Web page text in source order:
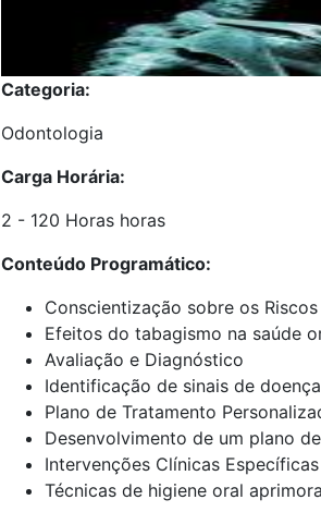
Categoria:
Odontologia
Carga Horária:
2 - 120 Horas horas
Conteúdo Programático:
Conscientização sobre os
Efeitos do tabagismo na saúde
Avaliação e Diagnóstico
Identificação de sinais de
Plano de Tratamento
Desenvolvimento de um plano
Intervenções Clínicas Específicas
Técnicas de higiene oral